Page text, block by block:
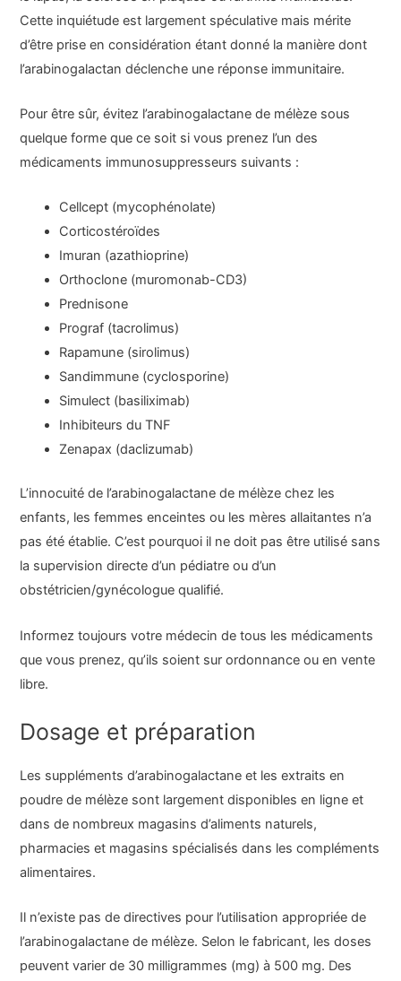
Cette inquiétude est largement spéculative mais mérite
d’être prise en considération étant donné la manière dont
l’arabinogalactan déclenche une réponse immunitaire.
Pour être sûr, évitez l’arabinogalactane de mélèze sous
quelque forme que ce soit si vous prenez l’un des
médicaments immunosuppresseurs suivants :
Cellcept (mycophénolate)
Corticostéroïdes
Imuran (azathioprine)
Orthoclone (muromonab-CD3)
Prednisone
Prograf (tacrolimus)
Rapamune (sirolimus)
Sandimmune (cyclosporine)
Simulect (basiliximab)
Inhibiteurs du TNF
Zenapax (daclizumab)
L’innocuité de l’arabinogalactane de mélèze chez les
enfants, les femmes enceintes ou les mères allaitantes n’a
pas été établie. C’est pourquoi il ne doit pas être utilisé sans
la supervision directe d’un pédiatre ou d’un
obstétricien/gynécologue qualifié.
Informez toujours votre médecin de tous les médicaments
que vous prenez, qu’ils soient sur ordonnance ou en vente
libre.
Dosage et préparation
Les suppléments d’arabinogalactane et les extraits en
poudre de mélèze sont largement disponibles en ligne et
dans de nombreux magasins d’aliments naturels,
pharmacies et magasins spécialisés dans les compléments
alimentaires.
Il n’existe pas de directives pour l’utilisation appropriée de
l’arabinogalactane de mélèze. Selon le fabricant, les doses
peuvent varier de 30 milligrammes (mg) à 500 mg. Des